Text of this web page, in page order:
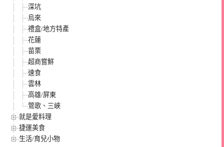
深坑
烏來
禮盒/地方特產
花蓮
苗栗
超商嘗鮮
速食
雲林
高雄/屏東
鶯歌、三峽
就是愛料理
捷運美食
生活/育兒小物